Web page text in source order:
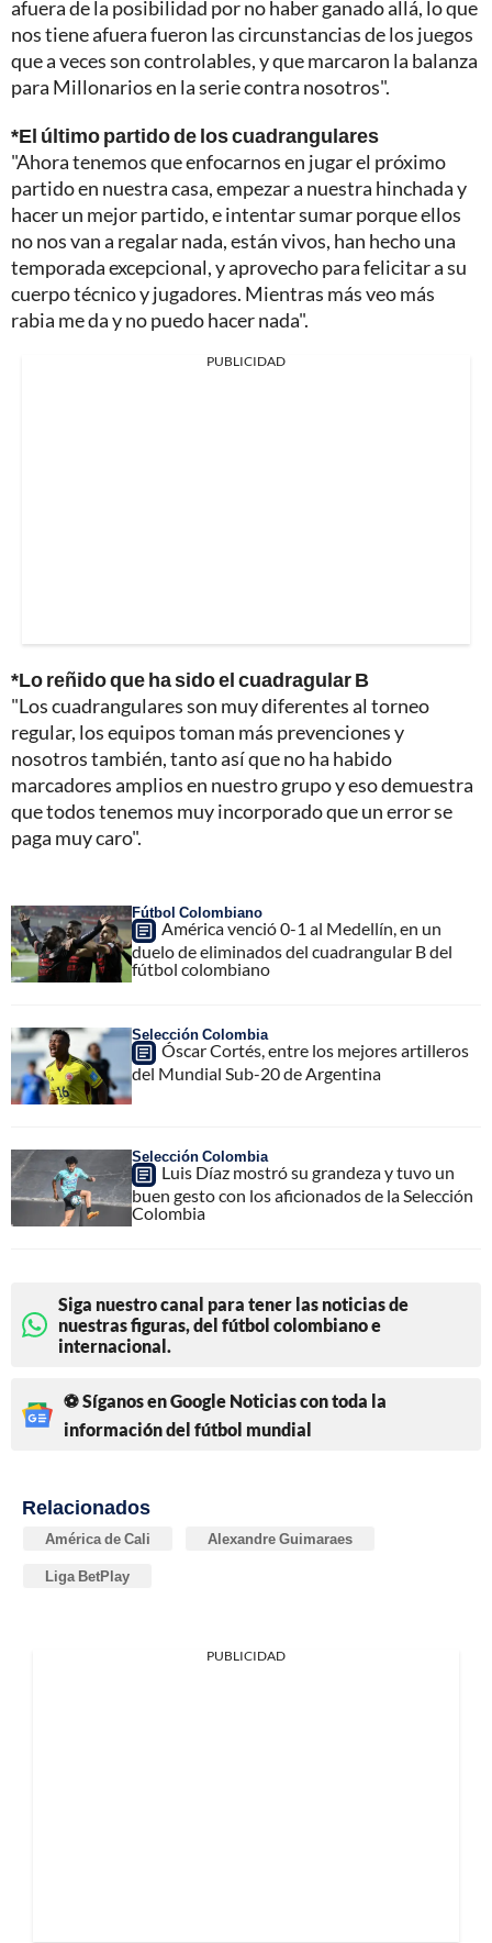
afuera de la posibilidad por no haber ganado allá, lo que
nos tiene afuera fueron las circunstancias de los juegos
que a veces son controlables, y que marcaron la balanza
para Millonarios en la serie contra nosotros".
*El último partido de los cuadrangulares
"Ahora tenemos que enfocarnos en jugar el próximo
partido en nuestra casa, empezar a nuestra hinchada y
hacer un mejor partido, e intentar sumar porque ellos
no nos van a regalar nada, están vivos, han hecho una
temporada excepcional, y aprovecho para felicitar a su
cuerpo técnico y jugadores. Mientras más veo más
rabia me da y no puedo hacer nada".
PUBLICIDAD
*Lo reñido que ha sido el cuadragular B
"Los cuadrangulares son muy diferentes al torneo
regular, los equipos toman más prevenciones y
nosotros también, tanto así que no ha habido
marcadores amplios en nuestro grupo y eso demuestra
que todos tenemos muy incorporado que un error se
paga muy caro".
Fútbol Colombiano
América venció 0-1 al Medellín, en un
duelo de eliminados del cuadrangular B del
fútbol colombiano
Selección Colombia
Óscar Cortés, entre los mejores artilleros
del Mundial Sub-20 de Argentina
Selección Colombia
Luis Díaz mostró su grandeza y tuvo un
buen gesto con los aficionados de la Selección
Colombia
Siga nuestro canal para tener las noticias de
nuestras figuras, del fútbol colombiano e
internacional.
⚽ Síganos en Google Noticias con toda la
información del fútbol mundial
Relacionados
América de Cali Alexandre Guimaraes
Liga BetPlay
PUBLICIDAD